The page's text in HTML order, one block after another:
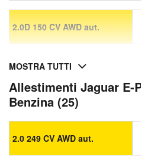
2.0D 150 CV AWD aut.
MOSTRA TUTTI
Allestimenti Jaguar E-
Benzina (25)
2.0 249 CV AWD aut.